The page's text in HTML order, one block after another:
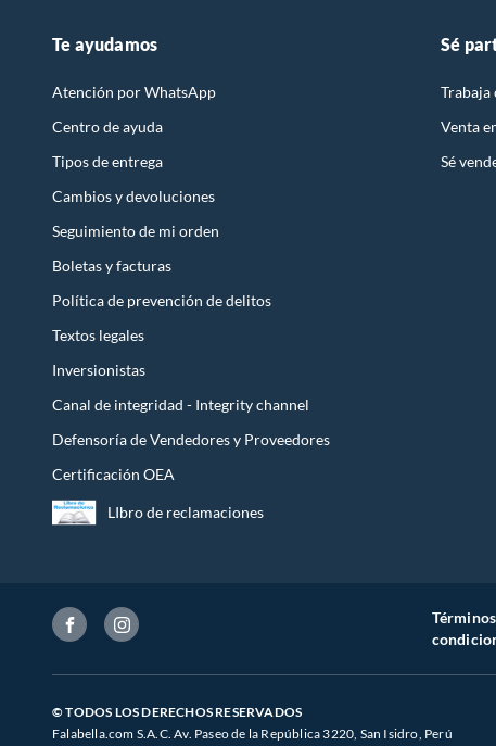
Te ayudamos
Atención por WhatsApp
Centro de ayuda
Tipos de entrega
Cambios y devoluciones
Seguimiento de mi orden
Boletas y facturas
Política de prevención de delitos
Textos legales
Inversionistas
Canal de integridad - Integrity channel
Defensoría de Vendedores y Proveedores
Certificación OEA
LIbro de reclamaciones
Sé
Trabaja
Venta
Sé
© TODOS LOS DERECHOS RESERVADOS
Falabella.com S.A.C. Av. Paseo de la República 3220, San Isidro, Perú